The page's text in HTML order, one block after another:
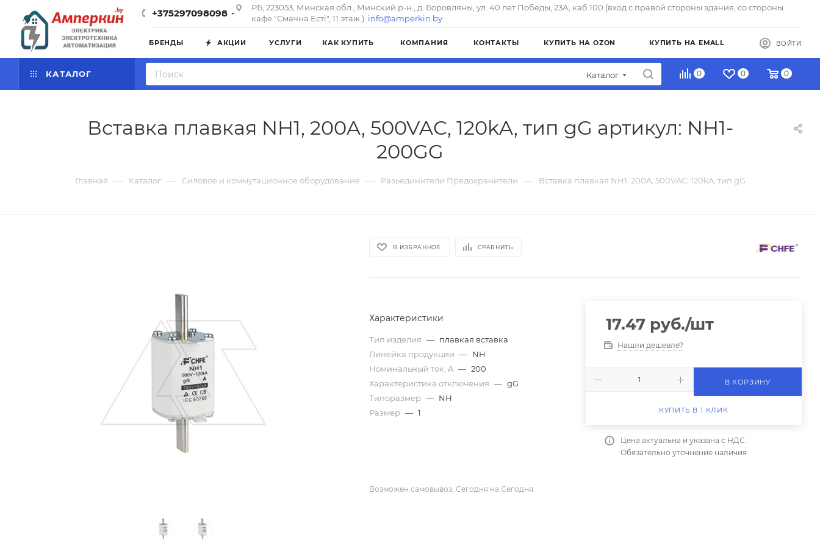
+375297098098
РБ, 223053, Минская обл., Минский р-н., д. Боровляны, ул. 40 лет Победы, 23А, каб.100 (вход с правой стороны здания, со стороны
кафе "Смачна Естi", 11 этаж.) info@amperkin.by
БРЕНДЫ АКЦИИ УСЛУГИ КАК КУПИТЬ КОМПАНИЯ КОНТАКТЫ КУПИТЬ НА OZON КУПИТЬ НА EMALL ВОЙТИ
КАТАЛОГ Каталог 0 0 0
Вставка плавкая NH1, 200A, 500VAC, 120kA, тип gG артикул: NH1-
200GG
Главная — Каталог — Силовое и коммутационное оборудование — Разьединители Предохранители — Вставка плавкая NH1, 200A, 500VAC, 120kA, тип gG
В ИЗБРАННОЕ СРАВНИТЬ
Характеристики
Тип изделия — плавкая вставка
Линейка продукции — NH
Номинальный ток, A — 200
Характеристика отключения — gG
Типоразмер — NH
Размер — 1
17.47руб./шт
Нашли дешевле?
В КОРЗИНУ
КУПИТЬ В 1 КЛИК
Цена актуальна и указана с НДС.
Обязательно уточнение наличия.
Возможен самовывоз, Сегодня на Сегодня.